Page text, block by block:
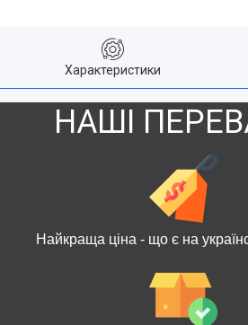
Характеристики
НАШІ
Найкраща ціна - що є на